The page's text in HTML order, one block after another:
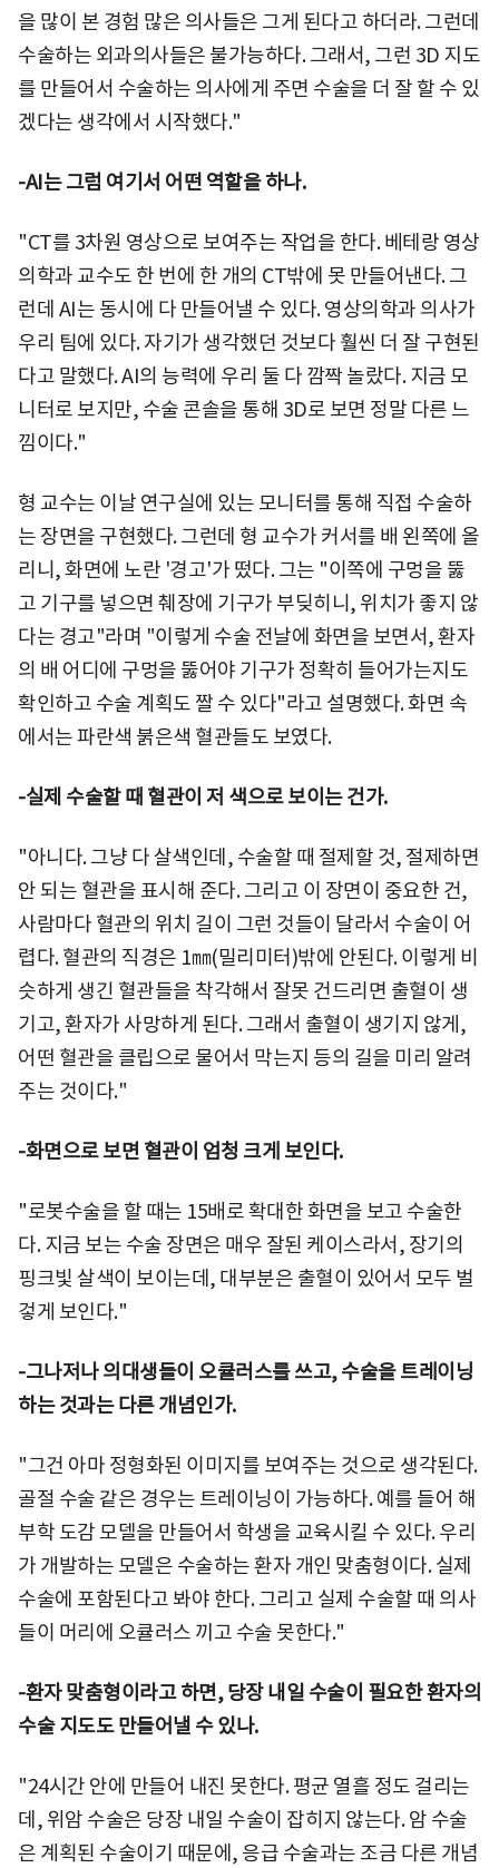
을 많이 본 경험 많은 의사들은 그게 된다고 하더라. 그런데
수술하는 외과의사들은 불가능하다. 그래서, 그런 3D 지도
를 만들어서 수술하는 의사에게 주면 수술을 더 잘 할 수 있
겠다는 생각에서 시작했다."
-AI는 그럼 여기서 어떤 역할을 하나.
"CT를 3차원 영상으로 보여주는 작업을 한다. 베테랑 영상
의학과 교수도 한 번에 한 개의 CT밖에 못 만들어낸다. 그
런데 AI는 동시에 다 만들어낼 수 있다. 영상의학과 의사가
우리 팀에 있다. 자기가 생각했던 것보다 훨씬 더 잘 구현된
다고 말했다. AI의 능력에 우리 둘 다 깜짝 놀랐다. 지금 모
니터로 보지만, 수술 콘솔을 통해 3D로 보면 정말 다른 느
낌이다."
형 교수는 이날 연구실에 있는 모니터를 통해 직접 수술하
는 장면을 구현했다. 그런데 형 교수가 커서를 배 왼쪽에 올
리니, 화면에 노란 '경고'가 떴다. 그는 "이쪽에 구멍을 뚫
고 기구를 넣으면 췌장에 기구가 부딪히니, 위치가 좋지 않
다는 경고"라며 "이렇게 수술 전날에 화면을 보면서, 환자
의 배 어디에 구멍을 뚫어야 기구가 정확히 들어가는지도
확인하고 수술 계획도 짤 수 있다"라고 설명했다. 화면 속
에서는 파란색 붉은색 혈관들도 보였다.
-실제 수술할 때 혈관이 저 색으로 보이는 건가.
"아니다. 그냥 다 살색인데, 수술할 때 절제할 것, 절제하면
안 되는 혈관을 표시해 준다. 그리고 이 장면이 중요한 건,
사람마다 혈관의 위치 길이 그런 것들이 달라서 수술이 어
렵다. 혈관의 직경은 1㎜(밀리미터)밖에 안된다. 이렇게 비
슷하게 생긴 혈관들을 착각해서 잘못 건드리면 출혈이 생
기고, 환자가 사망하게 된다. 그래서 출혈이 생기지 않게,
어떤 혈관을 클립으로 물어서 막는지 등의 길을 미리 알려
주는 것이다."
-화면으로 보면 혈관이 엄청 크게 보인다.
"로봇수술을 할 때는 15배로 확대한 화면을 보고 수술한
다. 지금 보는 수술 장면은 매우 잘된 케이스라서, 장기의
핑크빛 살색이 보이는데, 대부분은 출혈이 있어서 모두 벌
겋게 보인다."
-그나저나 의대생들이 오큘러스를 쓰고, 수술을 트레이닝
하는 것과는 다른 개념인가.
"그건 아마 정형화된 이미지를 보여주는 것으로 생각된다.
골절 수술 같은 경우는 트레이닝이 가능하다. 예를 들어 해
부학 도감 모델을 만들어서 학생을 교육시킬 수 있다. 우리
가 개발하는 모델은 수술하는 환자 개인 맞춤형이다. 실제
수술에 포함된다고 봐야 한다. 그리고 실제 수술할 때 의사
들이 머리에 오큘러스 끼고 수술 못한다."
-환자 맞춤형이라고 하면, 당장 내일 수술이 필요한 환자의
수술 지도도 만들어낼 수 있나.
"24시간 안에 만들어 내진 못한다. 평균 열흘 정도 걸리는
데, 위암 수술은 당장 내일 수술이 잡히지 않는다. 암 수술
은 계획된 수술이기 때문에, 응급 수술과는 조금 다른 개념